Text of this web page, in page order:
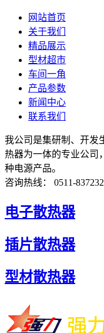
网站首页
关于我们
精品展示
型材超市
车间一角
产品参数
新闻中心
联系我们
我公司是集研制、开发
热器为一体的专业公司
种电源产品。
咨询热线： 0511-
电子散热器
插片散热器
型材散热器